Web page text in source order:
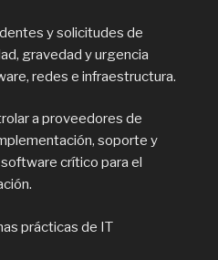
y solicitudes de
gravedad y urgencia
redes e infraestructura.
a proveedores de
soporte y
crítico para el
prácticas de IT